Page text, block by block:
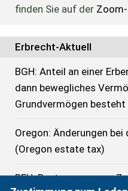
finden Sie auf der
Erbrecht-Aktuell
BGH: Anteil an einer
dann bewegliches
Grundvermögen besteht
Oregon: Änderungen
(Oregon estate tax)
BFH: Besteuerung von